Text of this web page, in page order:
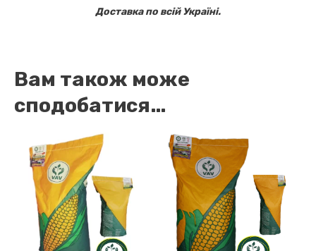
Доставка по всій Україні.
Вам також може
сподобатися…